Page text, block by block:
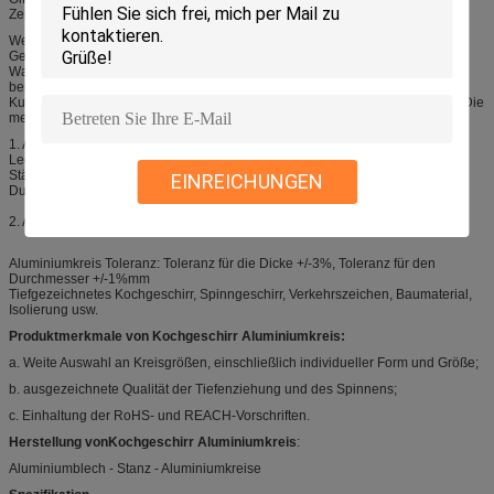
EINREICHUNGEN
Zertifikat: SGS-Prüfbericht.
Wenn es um die Qualität in einfachen Aluminiumpannen geht, ist es eine
Geschichte von "sehr gut" oder "sehr schlecht".Vor allem riesige Vorräte..
Warum? Leistung. Dicke Spannen, die für robuste kommerzielle Verwendung
benötigt werden, sind billiger in Aluminium zu fertigen als Edelstahl oder
Kupfer.Es ist auch perfekt für das "sehr schlechte" dünnmalige Kochgeschirr.Die
meisten Läden haben keine einfachen Aluminium-Pannen.
1. Aluminiumkreis Spezifikation:
Legierung: 1050, 1060, 1070, 3003, 5052, 3105, 6061, 8011
Stärke:0.15-8mm
Durchmesser: 20-1200 mm
2. Aluminiumkreis Anwendung und Verwendung:
Aluminiumkreis Toleranz: Toleranz für die Dicke +/-3%, Toleranz für den
Durchmesser +/-1%mm
Tiefgezeichnetes Kochgeschirr, Spinngeschirr, Verkehrszeichen, Baumaterial,
Isolierung usw.
Produktmerkmale von Kochgeschirr Aluminiumkreis:
a. Weite Auswahl an Kreisgrößen, einschließlich individueller Form und Größe;
b. ausgezeichnete Qualität der Tiefenziehung und des Spinnens;
c. Einhaltung der RoHS- und REACH-Vorschriften.
Herstellung vonKochgeschirr Aluminiumkreis:
Aluminiumblech - Stanz - Aluminiumkreise